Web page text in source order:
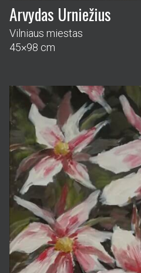
Arvydas Urniežius
Vilniaus miestas
45×98 cm